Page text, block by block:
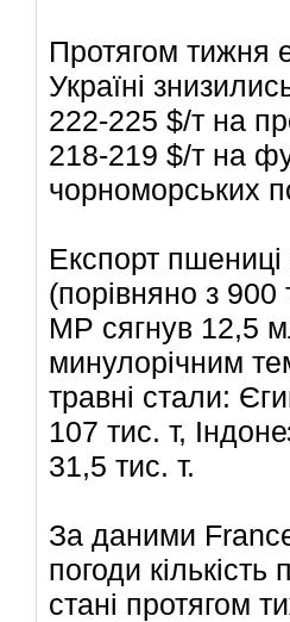
Протягом тижня
Україні
222-225 $/т на
218-219 $/т на
чорноморських
Експорт
(порівняно з
МР сягнув 12,5
минулорічним
травні стали:
107 тис. т,
31,5 тис. т.
За даними
погоди
стані протягом